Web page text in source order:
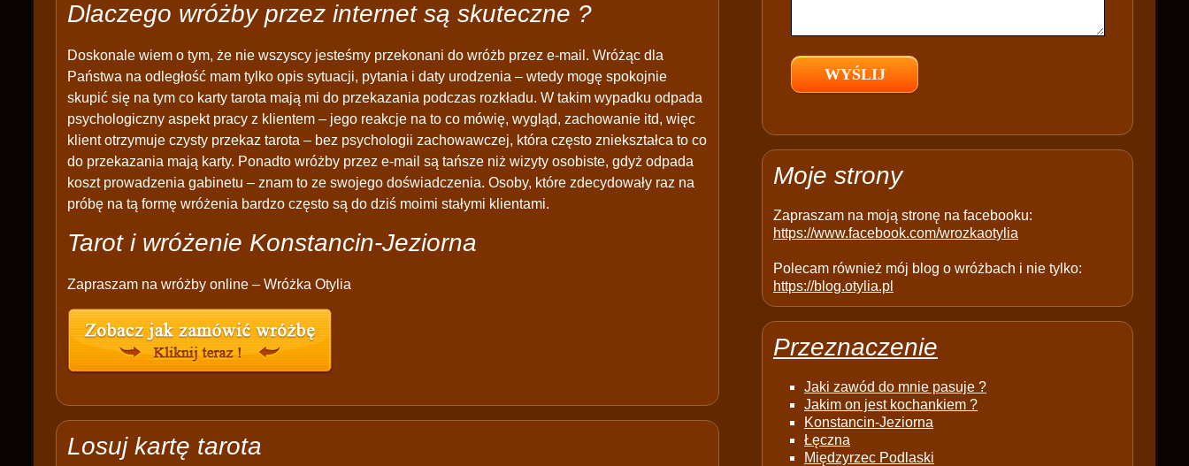
Dlaczego wróżby przez internet są skuteczne ?
Doskonale wiem o tym, że nie wszyscy jesteśmy przekonani do wróżb przez e-mail. Wróżąc dla
Państwa na odległość mam tylko opis sytuacji, pytania i daty urodzenia – wtedy mogę spokojnie
skupić się na tym co karty tarota mają mi do przekazania podczas rozkładu. W takim wypadku odpada
psychologiczny aspekt pracy z klientem – jego reakcje na to co mówię, wygląd, zachowanie itd, więc
klient otrzymuje czysty przekaz tarota – bez psychologii zachowawczej, która często zniekształca to co
do przekazania mają karty. Ponadto wróżby przez e-mail są tańsze niż wizyty osobiste, gdyż odpada
koszt prowadzenia gabinetu – znam to ze swojego doświadczenia. Osoby, które zdecydowały raz na
próbę na tą formę wróżenia bardzo często są do dziś moimi stałymi klientami.
Tarot i wróżenie Konstancin-Jeziorna
Zapraszam na wróżby online – Wróżka Otylia
Losuj kartę tarota
e
e
p
y
Moje strony
Zapraszam na moją stronę na facebooku:
https://www.facebook.com/wrozkaotylia
Polecam również mój blog o wróżbach i nie tylko:
https://blog.otylia.pl
Przeznaczenie
Jaki zawód do mnie pasuje ?
Jakim on jest kochankiem ?
Konstancin-Jeziorna
Łęczna
Międzyrzec Podlaski